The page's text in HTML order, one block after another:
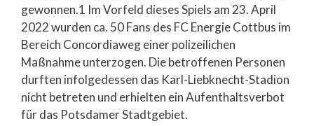
gewonnen.1 Im Vorfeld dieses Spiels am 23. April
2022 wurden ca. 50 Fans des FC Energie Cottbus im
Bereich Concordiaweg einer polizeilichen
Maßnahme unterzogen. Die betroffenen Personen
durften infolgedessen das Karl-Liebknecht-Stadion
nicht betreten und erhielten ein Aufenthaltsverbot
für das Potsdamer Stadtgebiet.